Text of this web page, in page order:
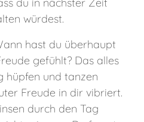
würdest.
hast du überhaupt
gefühlt? Das alles
hüpfen und tanzen
Freude in dir vibriert.
durch den Tag